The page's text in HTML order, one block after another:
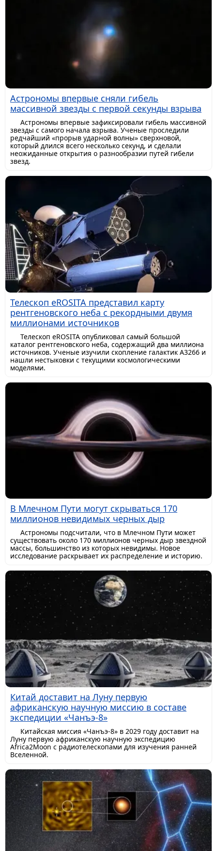
Астрономы впервые сняли гибель
массивной звезды с первой секунды взрыва
Астрономы впервые зафиксировали гибель массивной
звезды с самого начала взрыва. Ученые проследили
редчайший «прорыв ударной волны» сверхновой,
который длился всего несколько секунд, и сделали
неожиданные открытия о разнообразии путей гибели
звезд.
Телескоп eROSITA представил карту
рентгеновского неба с рекордными двумя
миллионами источников
Телескоп eROSITA опубликовал самый большой
каталог рентгеновского неба, содержащий два миллиона
источников. Ученые изучили скопление галактик A3266 и
нашли нестыковки с текущими космологическими
моделями.
В Млечном Пути могут скрываться 170
миллионов невидимых черных дыр
Астрономы подсчитали, что в Млечном Пути может
существовать около 170 миллионов черных дыр звездной
массы, большинство из которых невидимы. Новое
исследование раскрывает их распределение и историю.
Китай доставит на Луну первую
африканскую научную миссию в составе
экспедиции «Чанъэ-8»
Китайская миссия «Чанъэ-8» в 2029 году доставит на
Луну первую африканскую научную экспедицию
Africa2Moon с радиотелескопами для изучения ранней
Вселенной.